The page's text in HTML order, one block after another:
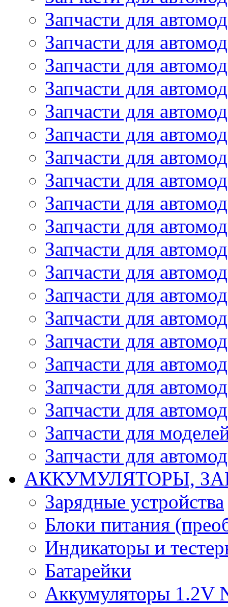
Запчасти для
Запчасти для
Запчасти для
Запчасти для
Запчасти для
Запчасти для
Запчасти для
Запчасти для
Запчасти для
Запчасти для
Запчасти для
Запчасти для
Запчасти для
Запчасти для
Запчасти для
Запчасти для
Запчасти для
Запчасти для
Запчасти для
Запчасти для
АККУМУЛЯТОРЫ,
Зарядные устройства
Блоки питания
Индикаторы и
Батарейки
Аккумуляторы 1.2V